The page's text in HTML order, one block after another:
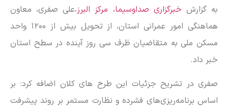
به گزارش خبرگزاری صداوسیما، مرکز البرز،علی صفری، معاون
هماهنگی امور عمرانی استان، از تحویل بیش از ۱۲۰۰ واحد
مسکن ملی به متقاضیان ظرف سی روز آینده در سطح استان
خبر داد.
صفری در تشریح جزئیات این طرح های کلان اضافه کرد: بر
اساس برنامه‌ریزی‌های فشرده و نظارت مستمر بر روند پیشرفت